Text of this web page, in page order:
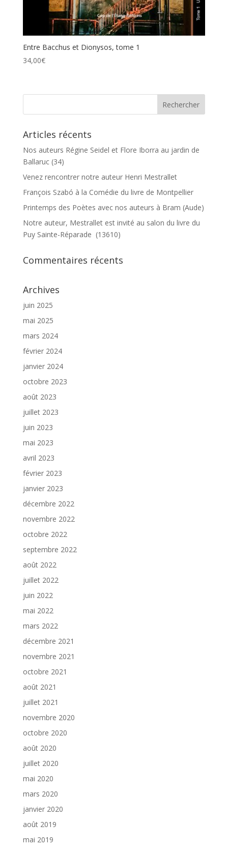
Entre Bacchus et Dionysos, tome 1
34,00€
Articles récents
Nos auteurs Régine Seidel et Flore Iborra au jardin de
Ballaruc (34)
Venez rencontrer notre auteur Henri Mestrallet
François Szabó à la Comédie du livre de Montpellier
Printemps des Poètes avec nos auteurs à Bram (Aude)
Notre auteur, Mestrallet est invité au salon du livre du
Puy Sainte-Réparade (13610)
Commentaires récents
Archives
juin 2025
mai 2025
mars 2024
février 2024
janvier 2024
octobre 2023
août 2023
juillet 2023
juin 2023
mai 2023
avril 2023
février 2023
janvier 2023
décembre 2022
novembre 2022
octobre 2022
septembre 2022
août 2022
juillet 2022
juin 2022
mai 2022
mars 2022
décembre 2021
novembre 2021
octobre 2021
août 2021
juillet 2021
novembre 2020
octobre 2020
août 2020
juillet 2020
mai 2020
mars 2020
janvier 2020
août 2019
mai 2019